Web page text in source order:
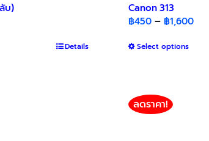
บ)
Details
Canon 313
฿450 – ฿1,600Price
Select optionsThis
ลดราคา!